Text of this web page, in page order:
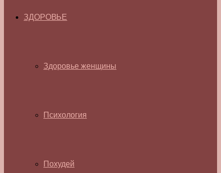
ЗДОРОВЬЕ
Здоровье женщины
Психология
Похудей